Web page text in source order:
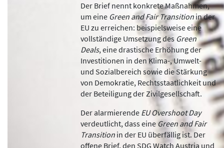
Der Brief nennt konkrete Maßnahmen,
um eine Green and Fair Transition in der
EU zu erreichen: beispielsweise eine
vollständige Umsetzung des Green
Deals, eine drastische Erhöhung der
Investitionen in den Klima-, Umwelt-
und Sozialbereich sowie die Stärkung
von Demokratie, Rechtsstaatlichkeit und
der Beteiligung der Zivilgesellschaft.
Der alarmierende EU Overshoot Day
verdeutlicht, dass eine Green and Fair
Transition in der EU überfällig ist. Der
offene Brief, den SDG Watch Austria und